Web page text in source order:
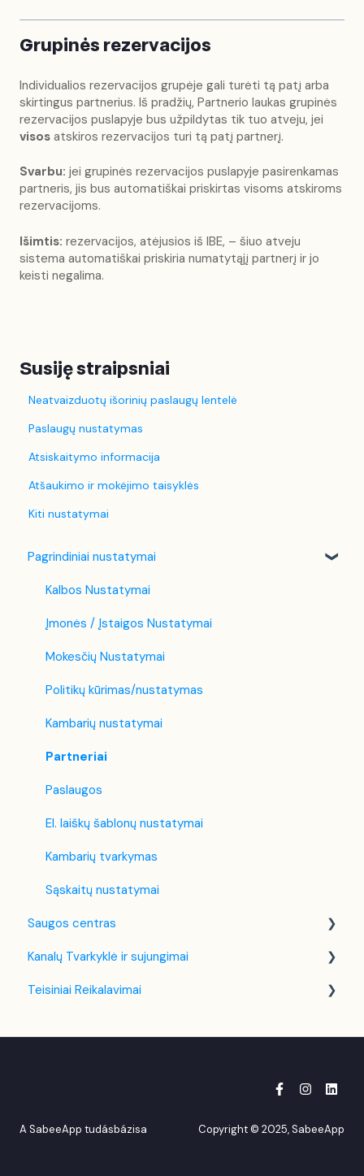
Grupinės rezervacijos
Individualios rezervacijos grupėje gali turėti tą patį arba
skirtingus partnerius. Iš pradžių, Partnerio laukas grupinės
rezervacijos puslapyje bus užpildytas tik tuo atveju, jei
visos atskiros rezervacijos turi tą patį partnerį.
Svarbu: jei grupinės rezervacijos puslapyje pasirenkamas
partneris, jis bus automatiškai priskirtas visoms atskiroms
rezervacijoms.
Išimtis: rezervacijos, atėjusios iš IBE, – šiuo atveju
sistema automatiškai priskiria numatytąjį partnerį ir jo
keisti negalima.
Susiję straipsniai
Neatvaizduotų išorinių paslaugų lentelė
Paslaugų nustatymas
Atsiskaitymo informacija
Atšaukimo ir mokėjimo taisyklės
Kiti nustatymai
Pagrindiniai nustatymai
Kalbos Nustatymai
Įmonės / Įstaigos Nustatymai
Mokesčių Nustatymai
Politikų kūrimas/nustatymas
Kambarių nustatymai
Partneriai
Paslaugos
El. laiškų šablonų nustatymai
Kambarių tvarkymas
Sąskaitų nustatymai
Saugos centras
Dviejų Faktorių Autentifikavimas (2FA)
Kanalų Tvarkyklė ir sujungimai
Booking.com
Teisiniai Reikalavimai
A SabeeApp tudásbázisa Copyright © 2025, SabeeApp